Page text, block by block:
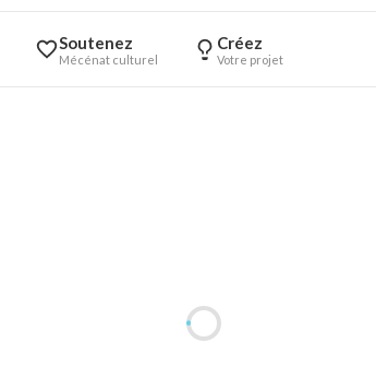
Soutenez
Mécénat culturel
Créez
Votre projet